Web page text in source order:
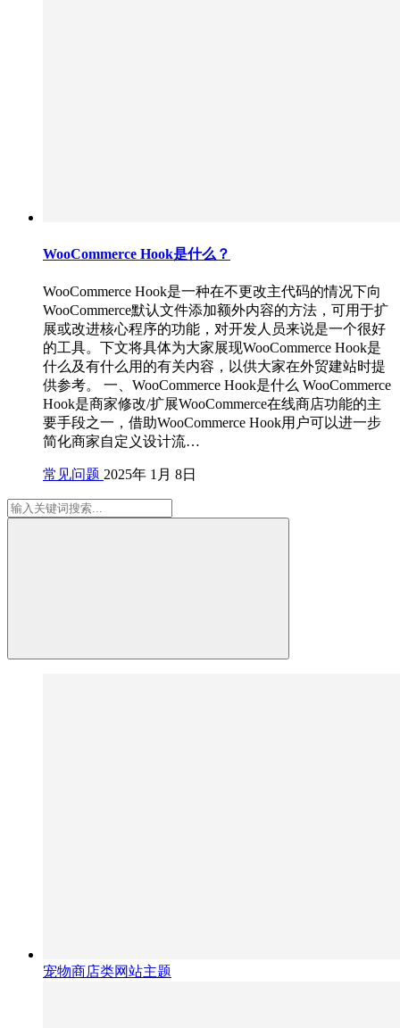
WooCommerce Hook是什么？
WooCommerce Hook是一种在不更改主代码的情况下向
WooCommerce默认文件添加额外内容的方法，可用于扩
展或改进核心程序的功能，对开发人员来说是一个很好
的工具。下文将具体为大家展现WooCommerce Hook是
什么及有什么用的有关内容，以供大家在外贸建站时提
供参考。 一、WooCommerce Hook是什么 WooCommerce
Hook是商家修改/扩展WooCommerce在线商店功能的主
要手段之一，借助WooCommerce Hook用户可以进一步
简化商家自定义设计流…
常见问题 2025年 1月 8日
宠物商店类网站主题